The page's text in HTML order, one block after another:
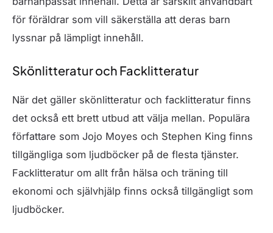
för föräldrar som vill säkerställa att deras barn
lyssnar på lämpligt innehåll.
Skönlitteratur och Facklitteratur
När det gäller skönlitteratur och facklitteratur finns
det också ett brett utbud att välja mellan. Populära
författare som Jojo Moyes och Stephen King finns
tillgängliga som ljudböcker på de flesta tjänster.
Facklitteratur om allt från hälsa och träning till
ekonomi och självhjälp finns också tillgängligt som
ljudböcker.